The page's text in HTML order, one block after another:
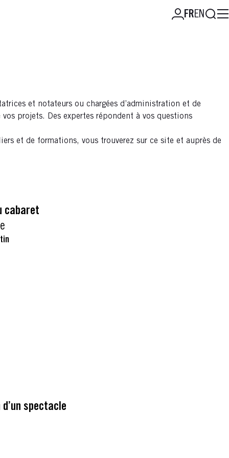
FREN
et notateurs ou chargées d’administration et de
projets. Des expertes répondent à vos questions
et de formations, vous trouverez sur ce site et auprès de
cabaret
spectacle